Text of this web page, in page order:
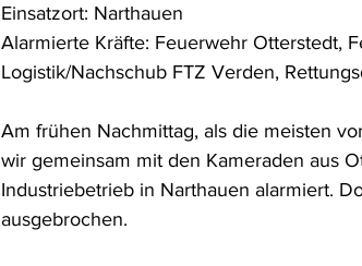
Einsatzort: Narthauen
Alarmierte Kräfte: Feuerwehr Otterstedt,
Logistik/Nachschub FTZ Verden,
Am frühen Nachmittag, als die meisten
wir gemeinsam mit den Kameraden aus
Industriebetrieb in Narthauen alarmiert.
ausgebrochen.